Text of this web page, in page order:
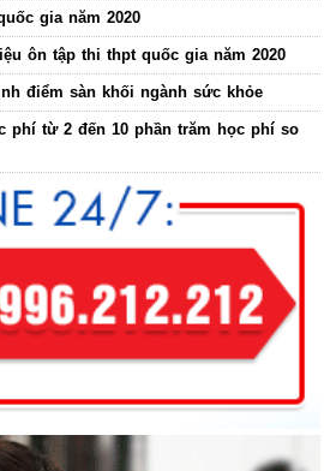
gia năm 2020
ôn tập thi thpt quốc gia năm 2020
điểm sàn khối ngành sức khỏe
phí từ 2 đến 10 phần trăm học phí so